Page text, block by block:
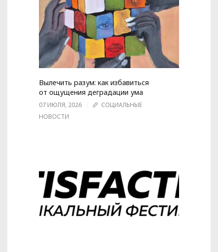
Вылечить разум: как избавиться
от ощущения деградации ума
07 ИЮЛЯ, 2026
СОЦИАЛЬНЫЕ
НОВОСТИ